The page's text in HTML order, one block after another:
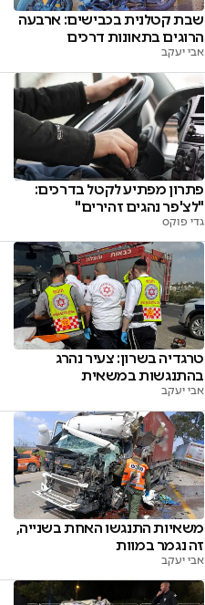
שבת קטלנית בכבישים: ארבעה
הרוגים בתאונות דרכים
אבי יעקב
פתרון מפתיע לקטל בדרכים:
"לצ'פר נהגים זהירים"
גדי פוקס
טרגדיה בשרון: צעיר נהרג
בהתנגשות במשאית
אבי יעקב
משאיות התנגשו האחת בשנייה,
זה נגמר במוות
אבי יעקב